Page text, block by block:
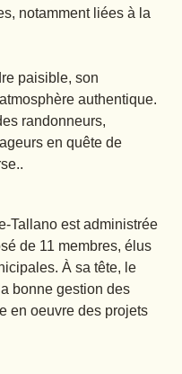
notamment liées à la
paisible, son
authentique.
randonneurs,
en quête de
Tallano est administrée
de 11 membres, élus
À sa tête, le
bonne gestion des
en oeuvre des projets